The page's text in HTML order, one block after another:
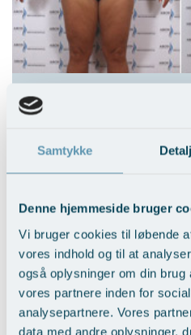
Samtykke
Denne hjemmeside bruger
Vi bruger cookies til løbende
vores indhold og til at
også oplysninger om din
vores partnere inden for
analysepartnere. Vores
data med andre oplysninger,
Vis behandlingseksempler
Løft af balder og lår –
Vis behandlingseksempler>